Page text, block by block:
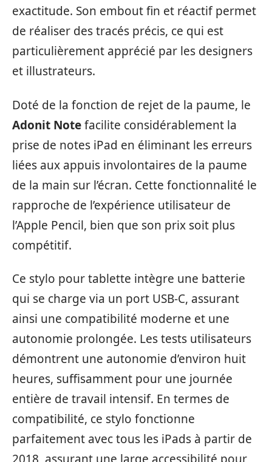
exactitude. Son embout fin et réactif permet
de réaliser des tracés précis, ce qui est
particulièrement apprécié par les designers
et illustrateurs.
Doté de la fonction de rejet de la paume, le
Adonit Notefacilite considérablement la
prise de notes iPad en éliminant les erreurs
liées aux appuis involontaires de la paume
de la main sur l’écran. Cette fonctionnalité le
rapproche de l’expérience utilisateur de
l’Apple Pencil, bien que son prix soit plus
compétitif.
Ce stylo pour tablette intègre une batterie
qui se charge via un port USB-C, assurant
ainsi une compatibilité moderne et une
autonomie prolongée. Les tests utilisateurs
démontrent une autonomie d’environ huit
heures, suffisamment pour une journée
entière de travail intensif. En termes de
compatibilité, ce stylo fonctionne
parfaitement avec tous les iPads à partir de